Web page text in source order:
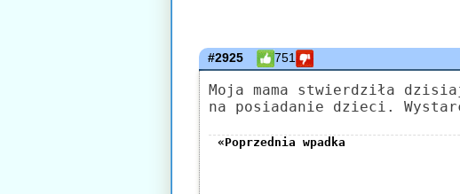
#2925 751
Moja mama stwierdziła
na posiadanie dzieci.
«Poprzednia wpadka